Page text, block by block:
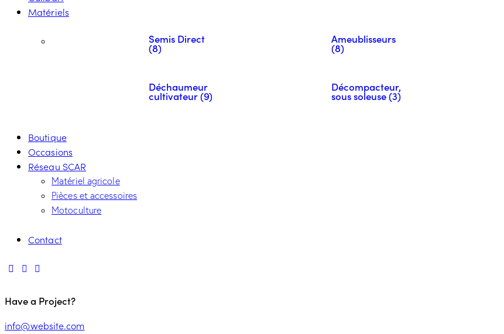
Matériels
Semis Direct
(8)
Ameublisseurs
(8)
Déchaumeur
cultivateur (9)
Décompacteur,
sous soleuse (3)
Boutique
Occasions
Réseau SCAR
Matériel agricole
Pièces et accessoires
Motoculture
Contact
Have a Project?
info@website.com